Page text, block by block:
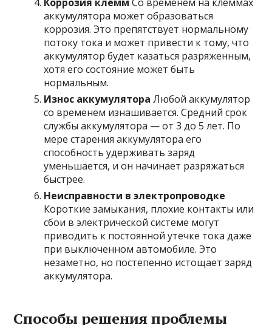
аккумулятора может образоваться
коррозия. Это препятствует нормальному
потоку тока и может привести к тому, что
аккумулятор будет казаться разряженным,
хотя его состояние может быть
нормальным.
Износ аккумулятора Любой аккумулятор
со временем изнашивается. Средний срок
службы аккумулятора — от 3 до 5 лет. По
мере старения аккумулятора его
способность удерживать заряд
уменьшается, и он начинает разряжаться
быстрее.
Неисправности в электропроводке
Короткие замыкания, плохие контакты или
сбои в электрической системе могут
приводить к постоянной утечке тока даже
при выключенном автомобиле. Это
незаметно, но постепенно истощает заряд
аккумулятора.
Способы решения проблемы